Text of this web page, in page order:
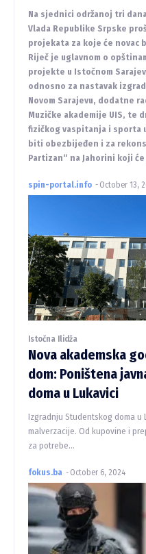
Na sjednici održanoj tri
Vlada Republike Srpske
projekata za koje će novac
Riječ je uglavnom o
projekte u Istočnom
odnosno za nastavak
Novom Sarajevu, dodatne
Muzičke akademije UIS, te
fizičkog vaspitanja i sporta
biti obezbijeđen i za
Partizan“ na Jahorini koji
spin-portal.info - October 13,
Istočna Ilidža
Nova akademska
dom: Poništena
doma u Lukavici
Izgradnju Studentskog doma u
malverzacije. Od kupovine i
za potrebe...
fokus.ba - October 6, 2024